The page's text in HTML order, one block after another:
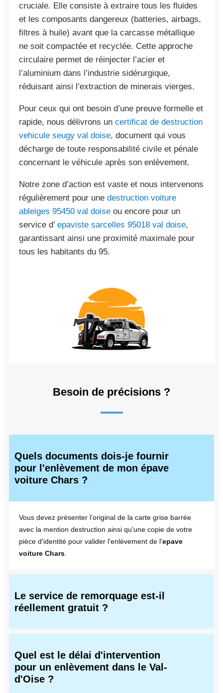
cruciale. Elle consiste à extraire tous les fluides
et les composants dangereux (batteries, airbags,
filtres à huile) avant que la carcasse métallique
ne soit compactée et recyclée. Cette approche
circulaire permet de réinjecter l’acier et
l’aluminium dans l’industrie sidérurgique,
réduisant ainsi l’extraction de minerais vierges.
Pour ceux qui ont besoin d’une preuve formelle et
rapide, nous délivrons un certificat de destruction
vehicule seugy val doise, document qui vous
décharge de toute responsabilité civile et pénale
concernant le véhicule après son enlèvement.
Notre zone d’action est vaste et nous intervenons
régulièrement pour une destruction voiture
ableiges 95450 val doise ou encore pour un
service d’ epaviste sarcelles 95018 val doise,
garantissant ainsi une proximité maximale pour
tous les habitants du 95.
Besoin de précisions ?
Quels documents dois-je fournir
pour l'enlèvement de mon épave
voiture Chars ?
Vous devez présenter l'original de la carte grise barrée
avec la mention destruction ainsi qu'une copie de votre
pièce d'identité pour valider l'enlèvement de l'epave
voiture Chars
Le service de remorquage est-il
réellement gratuit ?
Quel est le délai d'intervention
pour un enlèvement dans le Val-
d'Oise ?